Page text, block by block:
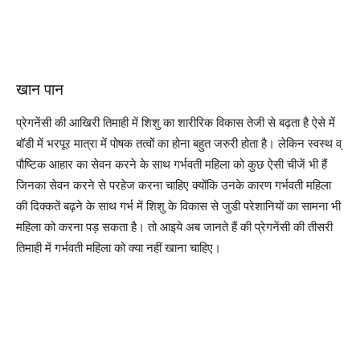
खान पान
प्रेगनेंसी की आखिरी तिमाही में शिशु का शारीरिक विकास तेजी से बढ़ता है ऐसे में
बॉडी में भरपूर मात्रा में पोषक तत्वों का होना बहुत जरुरी होता है। लेकिन स्वस्थ व्
पौष्टिक आहार का सेवन करने के साथ गर्भवती महिला को कुछ ऐसी चीजें भी हैं
जिनका सेवन करने से परहेज करना चाहिए क्योंकि उनके कारण गर्भवती महिला
की दिक्कतें बढ़ने के साथ गर्भ में शिशु के विकास से जुडी परेशानियों का सामना भी
महिला को करना पड़ सकता है। तो आइये अब जानते हैं की प्रेगनेंसी की तीसरी
तिमाही में गर्भवती महिला को क्या नहीं खाना चाहिए।